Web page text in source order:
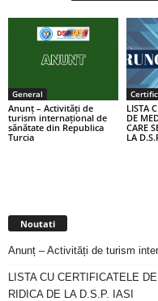
General
Anunț – Activități de
turism internațional de
sănătate din Republica
Turcia
LISTA
DE
CARE
LA
Noutati
Anunț – Activități de turism
LISTA CU CERTIFICATELE
RIDICA DE LA D.S.P. IASI